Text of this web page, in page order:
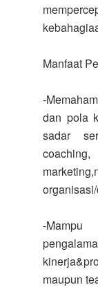
Manfaat
-
dan pola
sadar
-
maupun